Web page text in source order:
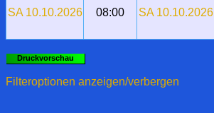
SA 10.10.2026 08:00 SA 10.10.2026
Druckvorschau
Filteroptionen anzeigen/verbergen